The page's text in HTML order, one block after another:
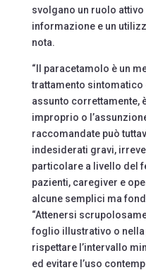
svolgano un ruolo
informazione e un
nota.
“Il paracetamolo è un
trattamento sintomatico
assunto correttamente,
improprio o
raccomandate può
indesiderati gravi,
particolare a livello del
pazienti, caregiver e
alcune semplici ma
“Attenersi
foglio illustrativo o
rispettare l’intervallo
ed evitare l’uso